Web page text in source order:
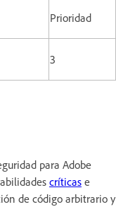
Prioridad
3
para Adobe
críticas e
de código arbitrario y